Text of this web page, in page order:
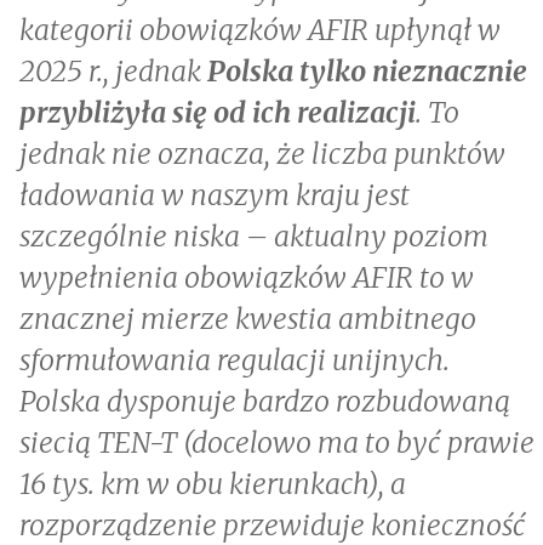
kategorii obowiązków AFIR upłynął w
2025 r., jednakPolska tylko nieznacznie
przybliżyła się od ich realizacji. To
jednak nie oznacza, że liczba punktów
ładowania w naszym kraju jest
szczególnie niska – aktualny poziom
wypełnienia obowiązków AFIR to w
znacznej mierze kwestia ambitnego
sformułowania regulacji unijnych.
Polska dysponuje bardzo rozbudowaną
siecią TEN-T (docelowo ma to być prawie
16 tys. km w obu kierunkach), a
rozporządzenie przewiduje konieczność